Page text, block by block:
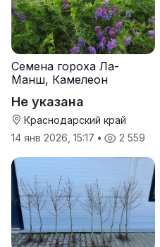
Семена гороха Ла-
Манш, Камелеон
Не указана
Краснодарский край
14 янв 2026, 15:17 • 2 559